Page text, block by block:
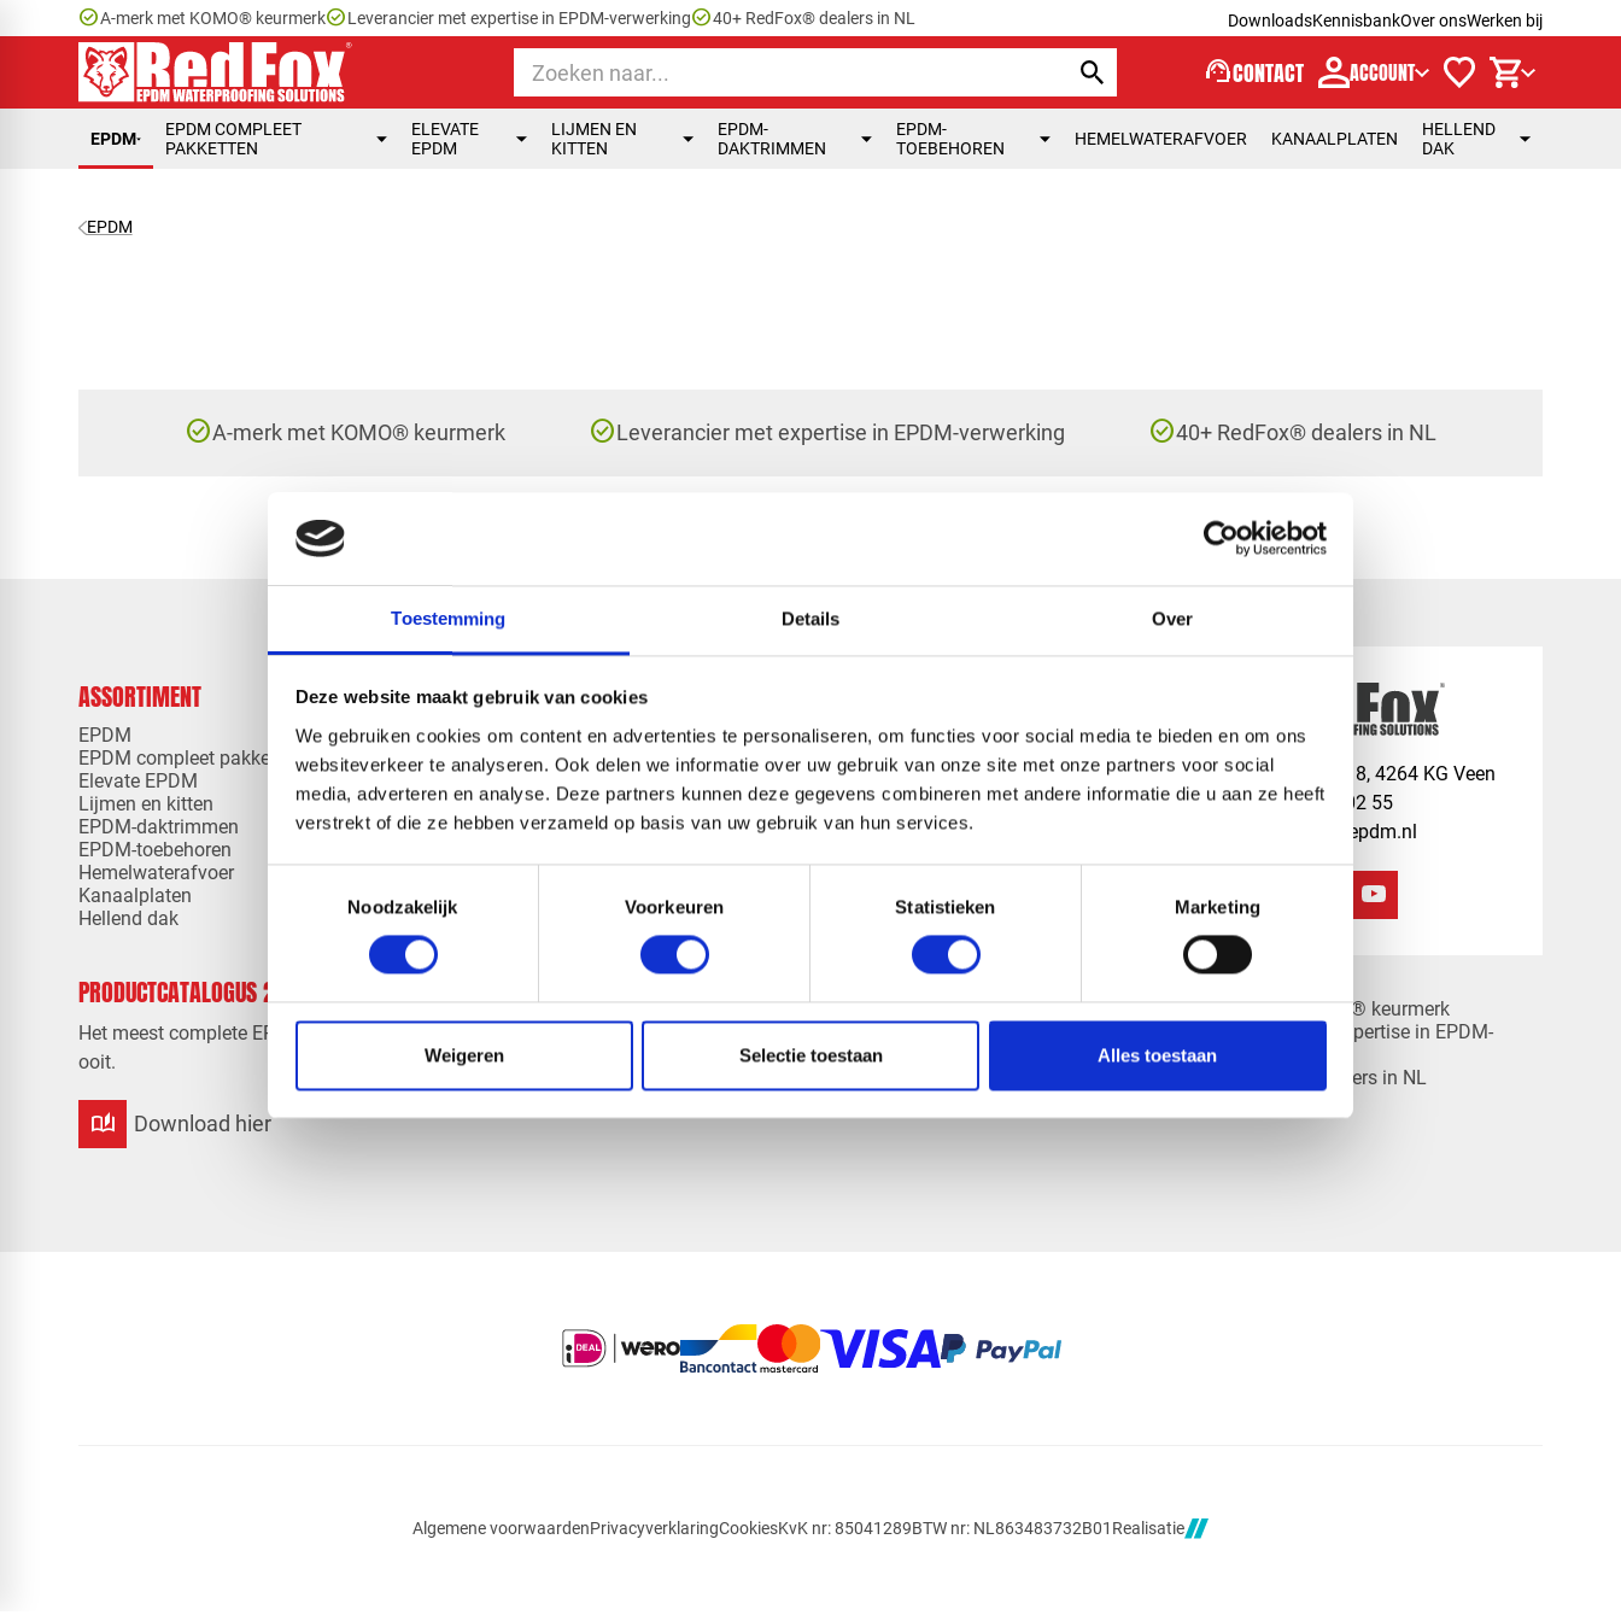
Toestemming Details Over
Deze website maakt gebruik van cookies
We gebruiken cookies om content en advertenties te personaliseren, om functies voor social media te bieden en om ons
websiteverkeer te analyseren. Ook delen we informatie over uw gebruik van onze site met onze partners voor social
media, adverteren en analyse. Deze partners kunnen deze gegevens combineren met andere informatie die u aan ze heeft
verstrekt of die ze hebben verzameld op basis van uw gebruik van hun services.
Noodzakelijk
Voorkeuren Statistieken Marketing
Weigeren Selectie toestaan Alles toestaan
check_circleA-merk met KOMO® keurmerkcheck_circleLeverancier met expertise in EPDM-verwerkingcheck_circle40+ RedFox® dealers in NL DownloadsKennisbankOver onsWerken bij
support_agentCONTACT ACCOUNT
EPDM
EPDM COMPLEET
PAKKETTEN
ELEVATE
EPDM
LIJMEN EN
KITTEN
EPDM-
DAKTRIMMEN
EPDM-
TOEBEHOREN
HEMELWATERAFVOER KANAALPLATEN
HELLEND
DAK
EPDM
check_circleA-merk met KOMO® keurmerk check_circleLeverancier met expertise in EPDM-verwerking check_circle40+ RedFox® dealers in NL
ASSORTIMENT
EPDM
EPDM compleet pakketten
Elevate EPDM
Lijmen en kitten
EPDM-daktrimmen
EPDM-toebehoren
Hemelwaterafvoer
Kanaalplaten
Hellend dak
KENNIS EN HULP
Klantenservice
Kennisbank
Downloads
Instructievideo's
Verwerkingsvoorschriften
Klantaccount aanvragen
Word RedFox® dealer
Het RedFox® schappenplan
Private label
PRODUCTCATALOGUS 2026
Het meest complete EPDM aanbod
ooit.
auto_stories Download hier
OVER REDFOX®
Contact
Over ons
KOMO® CERTIFICERING
map Veensesteeg 8, 4264 KG Veen
phone_enabled +31 416 75 02 55
info@redfoxepdm.nl
check_circleA-merk met KOMO® keurmerk
check_circle Leverancier met expertise in EPDM-
verwerking
40+ RedFox® dealers in NL
Algemene voorwaardenPrivacyverklaringCookiesKvK nr: 85041289BTW nr: NL863483732B01 Realisatie